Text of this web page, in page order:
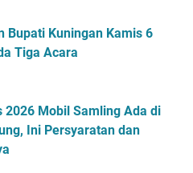
Bupati Kuningan Kamis 6
Tiga Acara
2026 Mobil Samling Ada di
Ini Persyaratan dan